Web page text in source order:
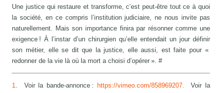
Une justice qui restaure et transforme, c’est peut-être tout ce à quoi
la société, en ce compris l’institution judiciaire, ne nous invite pas
naturellement. Mais son importance finira par résonner comme une
exigence ! À l’instar d’un chirurgien qu’elle entendait un jour définir
son métier, elle se dit que la justice, elle aussi, est faite pour «
redonner de la vie là où la mort a choisi d’opérer ». #
1. Voir la bande-annonce : https://vimeo.com/858969207.
Voir la